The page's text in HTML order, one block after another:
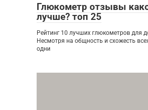
Глюкометр отзывы
лучше? топ 25
Рейтинг 10 лучших глюкометров для
Несмотря на общность и схожесть
одни